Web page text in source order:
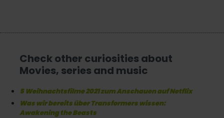
Check other curiosities about
Movies, series and music
5 Weihnachtsfilme 2021 zum Anschauen auf Netflix
Was wir bereits über Transformers wissen:
Awakening the Beasts